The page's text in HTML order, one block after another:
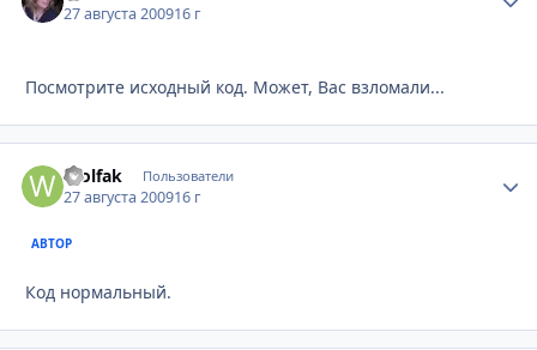
27 августа 200916 г
Посмотрите исходный код. Может, Вас взломали...
Wolfak Пользователи
27 августа 200916 г
АВТОР
Код нормальный.